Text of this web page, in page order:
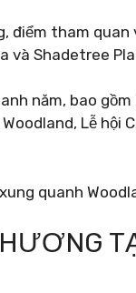
điểm tham
và Shadetree
năm, bao
Lễ hội
quanh